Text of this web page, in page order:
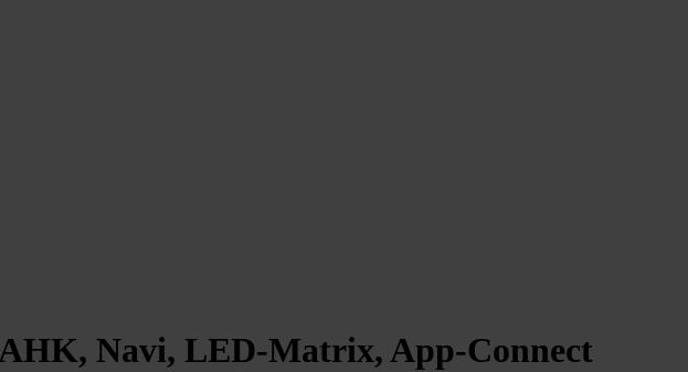
Navi, LED-Matrix, App-Connect